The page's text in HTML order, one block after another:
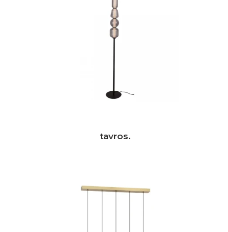
tavros.